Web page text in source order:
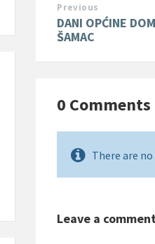
Previous
DANI OPĆINE
ŠAMAC
0 Comments
There are
Leave a